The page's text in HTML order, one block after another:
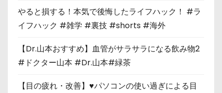
やると損する！本気で後悔したライフハック！ #ラ
イフハック #雑学 #裏技 #shorts #海外
【Dr.山本おすすめ】血管がサラサラになる飲み物2
#ドクター山本 #Dr.山本#緑茶
【目の疲れ・改善】♥パソコンの使い過ぎによる目